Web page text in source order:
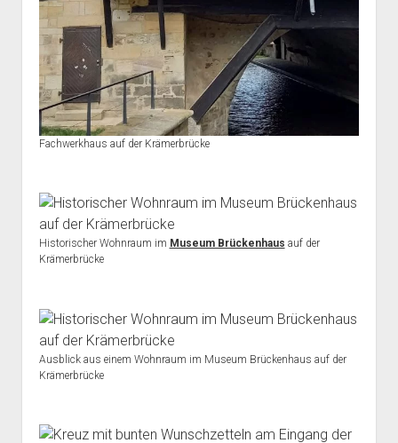
Fachwerkhaus auf der Krämerbrücke
Historischer Wohnraum im Museum Brückenhaus auf der
Krämerbrücke
Ausblick aus einem Wohnraum im Museum Brückenhaus auf der
Krämerbrücke